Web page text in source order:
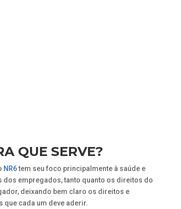
QUE SERVE?
NR6tem seu foco principalmente à saúde e
dos empregados, tanto quanto os direitos do
deixando bem claro os direitos e
que cada um deve aderir.